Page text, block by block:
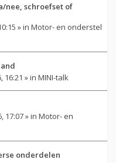
nee, schroefset of
» in Motor- en onderstel
16:21 » in MINI-talk
17:07 » in Motor- en
onderdelen